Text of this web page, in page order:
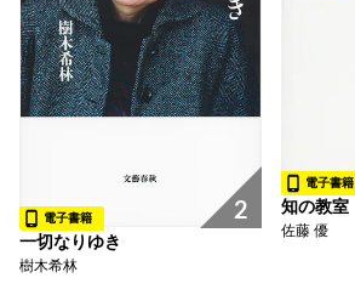
2
電子書籍
一切なりゆき
樹木希林
電子書籍
知の教室
佐藤 優